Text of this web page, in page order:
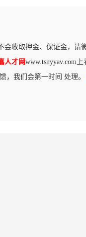
会收取押金、保证金，请
人才网www.tsnyyav.com上
，我们会第一时间 处理。